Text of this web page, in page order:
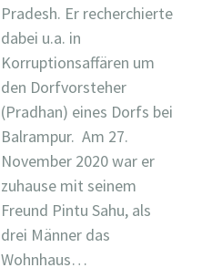
Pradesh. Er recherchierte
dabei u.a. in
Korruptionsaffären um
den Dorfvorsteher
(Pradhan) eines Dorfs bei
Balrampur. Am 27.
November 2020 war er
zuhause mit seinem
Freund Pintu Sahu, als
drei Männer das
Wohnhaus…